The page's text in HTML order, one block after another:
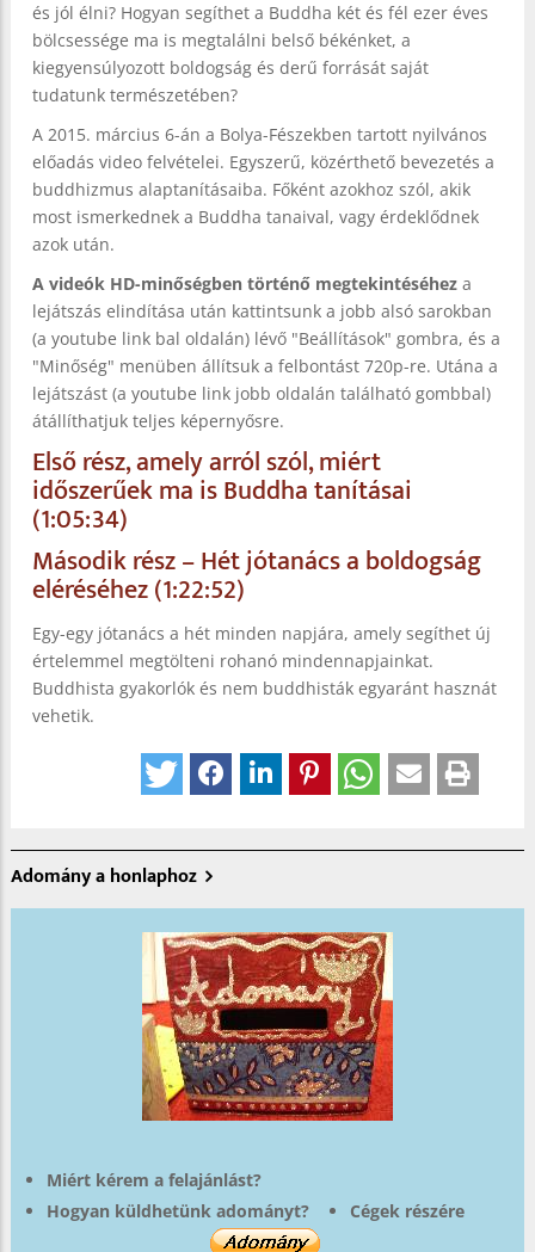
és jól élni? Hogyan segíthet a Buddha két és fél ezer éves
bölcsessége ma is megtalálni belső békénket, a
kiegyensúlyozott boldogság és derű forrását saját
tudatunk természetében?
A 2015. március 6-án a Bolya-Fészekben tartott nyilvános
előadás video felvételei. Egyszerű, közérthető bevezetés a
buddhizmus alaptanításaiba. Főként azokhoz szól, akik
most ismerkednek a Buddha tanaival, vagy érdeklődnek
azok után.
A videók HD-minőségben történő megtekintéséhez a
lejátszás elindítása után kattintsunk a jobb alsó sarokban
(a youtube link bal oldalán) lévő "Beállítások" gombra, és a
"Minőség" menüben állítsuk a felbontást 720p-re. Utána a
lejátszást (a youtube link jobb oldalán található gombbal)
átállíthatjuk teljes képernyősre.
Első rész, amely arról szól, miért
időszerűek ma is Buddha tanításai
(1:05:34)
Második rész – Hét jótanács a boldogság
eléréséhez (1:22:52)
Egy-egy jótanács a hét minden napjára, amely segíthet új
értelemmel megtölteni rohanó mindennapjainkat.
Buddhista gyakorlók és nem buddhisták egyaránt hasznát
vehetik.
Adomány a honlaphoz
Miért kérem a felajánlást?
Hogyan küldhetünk adományt?
Cégek részére